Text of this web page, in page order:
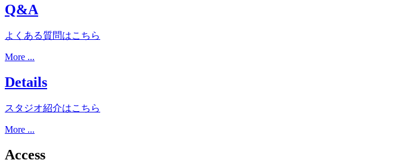
Q&A
よくある質問はこちら
More ...
Details
スタジオ紹介はこちら
More ...
Access